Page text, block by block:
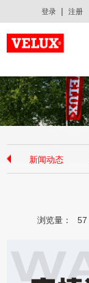
登录 | 注册
国 新闻动态
浏览量： 57